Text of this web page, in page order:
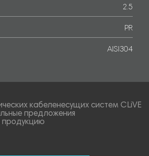
2.5
PR
AISI304
кабеленесущих систем CLiVE
предложения